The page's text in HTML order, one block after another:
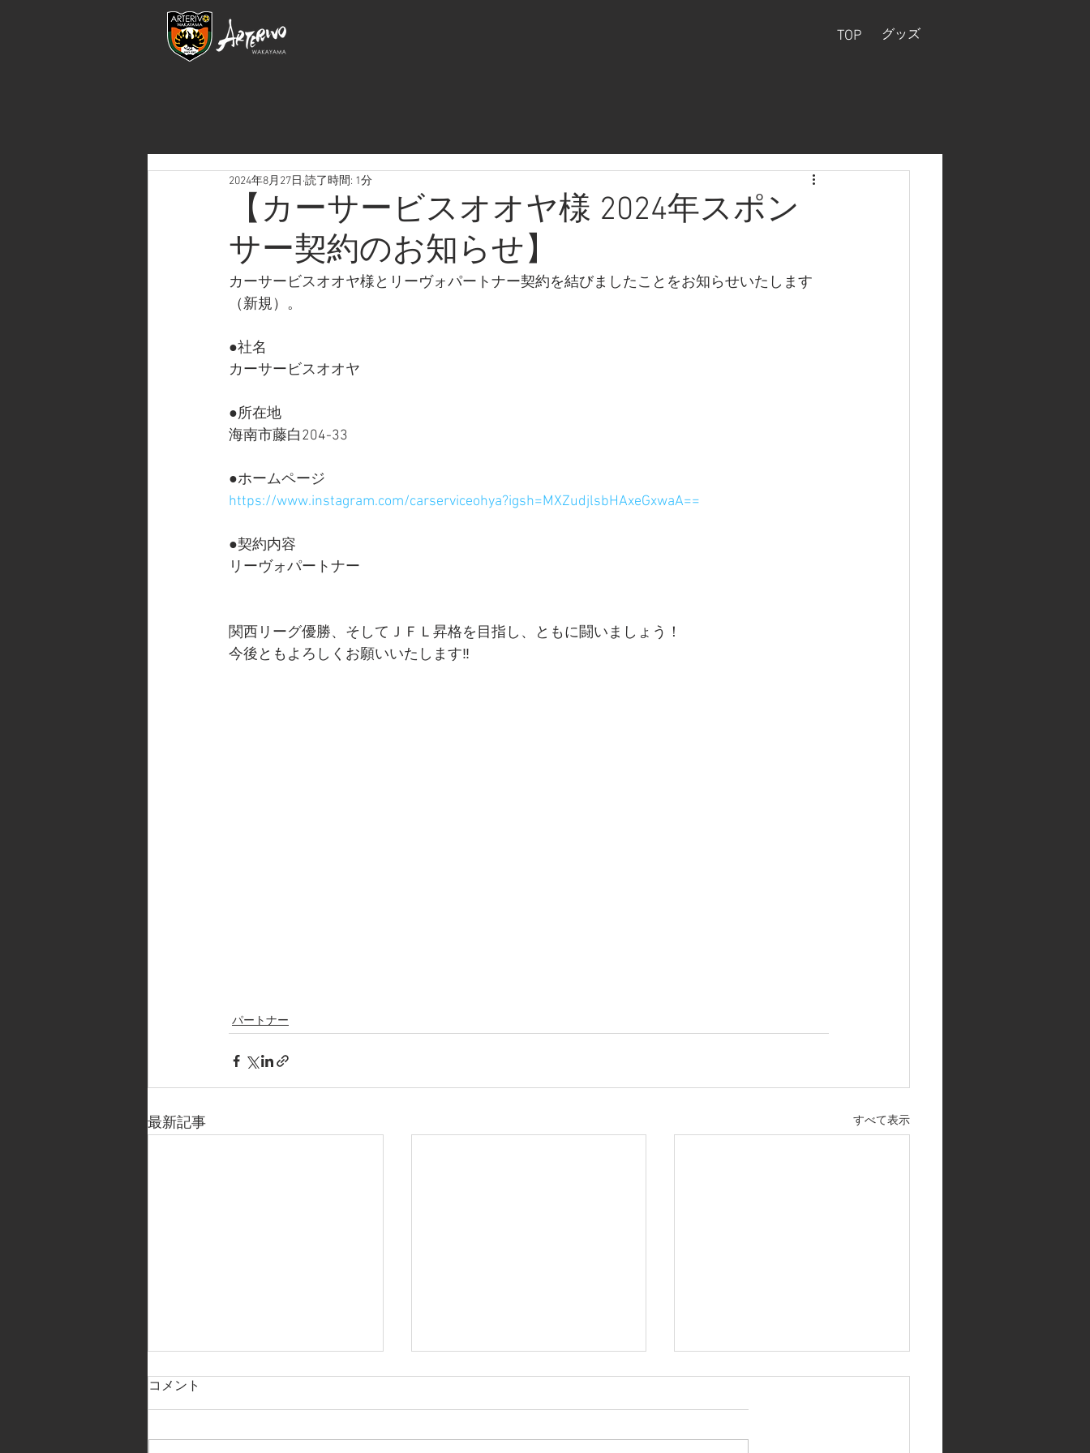
TOP グッズ
【カーサービスオオヤ様 2024年スポン
サー契約のお知らせ】
2024年8月27日 読了時間: 1分
カーサービスオオヤ様とリーヴォパートナー契約を結びましたことをお知らせいたします
（新規）。
●社名
カーサービスオオヤ
●所在地
海南市藤白204-33
●ホームページ
https://www.instagram.com/carserviceohya?igsh=MXZudjlsbHAxeGxwaA==
●契約内容
リーヴォパートナー
関西リーグ優勝、そしてＪＦＬ昇格を目指し、ともに闘いましょう！
今後ともよろしくお願いいたします‼️
パートナー
最新記事 すべて表示
コメント